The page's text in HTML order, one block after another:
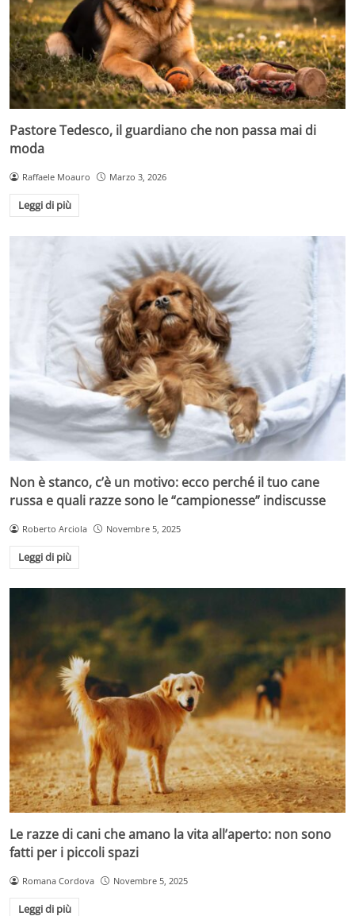
Pastore Tedesco, il guardiano che non passa mai di
moda
Raffaele Moauro Marzo 3, 2026
Leggi di più
Non è stanco, c’è un motivo: ecco perché il tuo cane
russa e quali razze sono le “campionesse” indiscusse
Roberto Arciola Novembre 5, 2025
Leggi di più
Le razze di cani che amano la vita all’aperto: non sono
fatti per i piccoli spazi
Romana Cordova Novembre 5, 2025
Leggi di più